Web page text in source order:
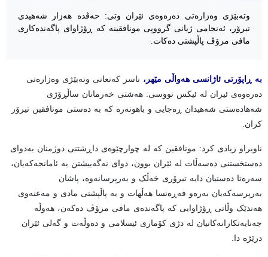
وتەبێژی وەزارەتی دەرەوەی ئێران وتی: حەڤدە هەزار شەهیدی
تیرۆر، ئەنجامی ژیانی گرووپی مونافقینە کە ڕۆژاوای پاگەندەکاری
مافی مرۆڤ پاڵپشتی دەکات.
بە ڕاپۆرتی ئاژانسی هەواڵی مێهر، ناسر کەنعانی وتەبێژی وەزارەتی
دەرەوەی ئیران لە ئیکس نووسی: هەشتی خەرمانان ساڵڕۆژی
شەهادەستی شەهیدان ڕەجایی و باهونەرە کە بە دەستی مونافقین تیرۆر
کران.
ناوبراو زیادی کرد: مونافقین کە لە چوارچێوەی داڕشتنی دوژمنان بەدوای
دەستخستنی دەسەڵات لە ئێران بوون، دوای نەگەییشتن بە ئامانجەکەیان،
سەرەتا دەستیان دایە تیرۆری خەڵک و بەرپرسانەوە، پاشان
بەرپرسەکەیان بەرەو فەڕەنسا هەڵهات و بە پاڵپشتی مادی و مەعنەوی
هەندێک وڵاتی ڕۆژاوایی کە پاگەندەی مافی مرۆڤ دەکەن، هەوڵە
جەنایەتکارانەکانیان لە دژی کۆماری ئیسلامی و دەوڵەت و گەلی ئێران
درێژە دا.